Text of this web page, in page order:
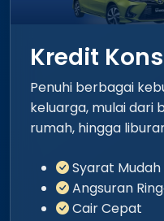
Kredit
Penuhi berbagai
keluarga, mulai dari
rumah, hingga
Syarat Mudah
Angsuran
Cair Cepat